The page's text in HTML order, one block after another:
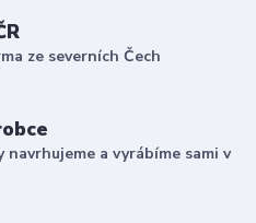
ze severních Čech
navrhujeme a vyrábíme sami v